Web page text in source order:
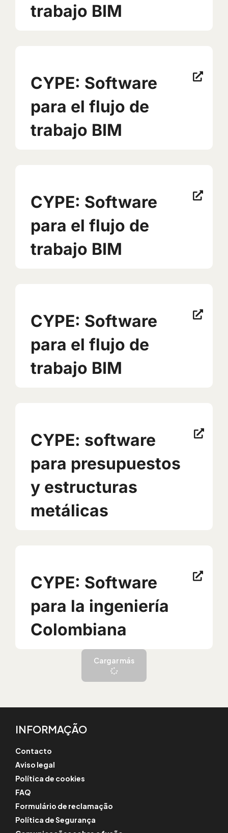
trabajo BIM
CYPE: Software
para el flujo de
trabajo BIM
CYPE: Software
para el flujo de
trabajo BIM
CYPE: Software
para el flujo de
trabajo BIM
CYPE: software
para presupuestos
y estructuras
metálicas
CYPE: Software
para la ingeniería
Colombiana
Cargar más
INFORMAÇÃO
Contacto
Aviso legal
Política de cookies
FAQ
Formulário de reclamação
Política de Segurança